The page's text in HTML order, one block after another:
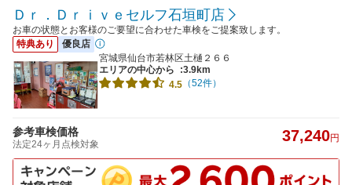
Ｄｒ．Ｄｒｉｖｅセルフ石垣町店
お車の状態とお客様のご要望に合わせた車検をご提案致します。
特典あり
優良店
宮城県仙台市若林区土樋２６６
エリアの中心から
:3.9km
4.5 （52件）
参考車検価格
法定24ヶ月点検対象 37,240円